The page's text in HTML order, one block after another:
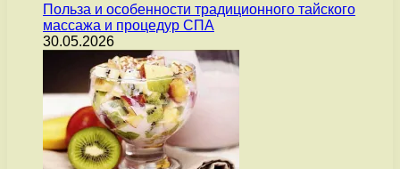
Польза и особенности традиционного тайского
массажа и процедур СПА
30.05.2026